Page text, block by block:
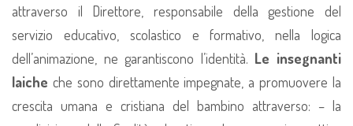
attraverso il Direttore, responsabile della gestione del
servizio educativo, scolastico e formativo, nella logica
dell’animazione, ne garantiscono l’identità. Le insegnanti
laiche che sono direttamente impegnate, a promuovere la
crescita umana e cristiana del bambino attraverso: – la